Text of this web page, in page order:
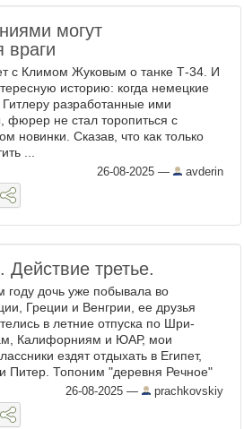
могут
враги
с Климом Жуковым о танке Т-34. И
историю: когда немецкие
Гитлеру разработанные ими
фюрер не стал торопиться с
новинки. Сказав, что как только
...
26-08-2025 — avderin
Действие третье.
году дочь уже побывала во
Греции и Венгрии, ее друзья
в летние отпуска по Шри-
Калифорниям и ЮАР, мои
ездят отдыхать в Египет,
Питер. Топоним "деревня Речное"
отличается от этих всем
локаций эксклюзивностью. Его
26-08-2025 — prachkovskiy